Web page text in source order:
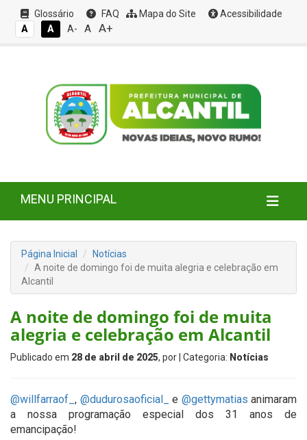
Glossário FAQ Mapa do Site
Acessibilidade
A
A A- A A+
MENU PRINCIPAL
Página Inicial
Notícias
A noite de domingo foi de muita alegria e celebração em
Alcantil
A noite de domingo foi de muita
alegria e celebração em Alcantil
Publicado em 28 de abril de 2025, por | Categoria: Notícias
@willfarraof_ , @dudurosaoficial_ e @gettymatias animaram
a nossa programação especial dos 31 anos de
emancipação!